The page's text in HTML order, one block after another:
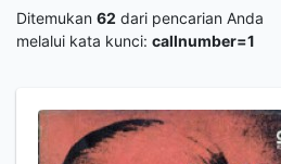
Ditemukan 62 dari pencarian Anda
melalui kata kunci: callnumber=1